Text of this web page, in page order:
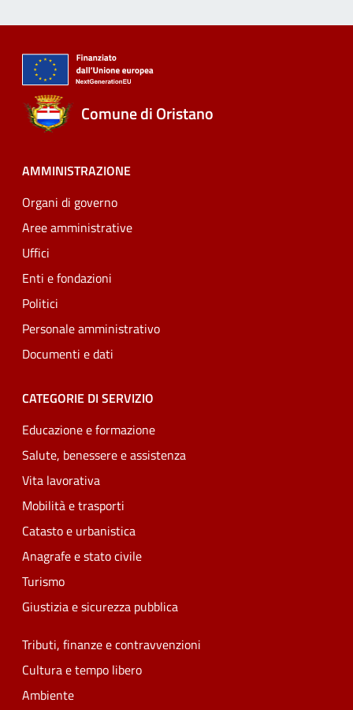
Comune di Oristano
AMMINISTRAZIONE
Organi di governo
Aree amministrative
Uffici
Enti e fondazioni
Politici
Personale amministrativo
Documenti e dati
CATEGORIE DI SERVIZIO
Educazione e formazione
Salute, benessere e assistenza
Vita lavorativa
Mobilità e trasporti
Catasto e urbanistica
Anagrafe e stato civile
Turismo
Giustizia e sicurezza pubblica
Tributi, finanze e contravvenzioni
Cultura e tempo libero
Ambiente